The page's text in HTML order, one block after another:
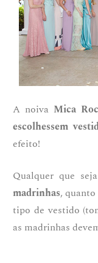
A noiva Mica
escolhessem
efeito!
Qualquer que
madrinhas,
tipo de vestido
as madrinhas